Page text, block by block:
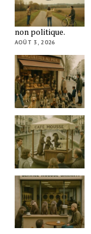
non politique.
AOÛT 3, 2026